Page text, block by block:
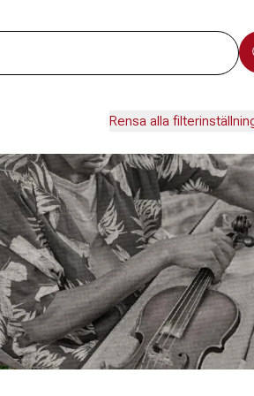
Rensa alla